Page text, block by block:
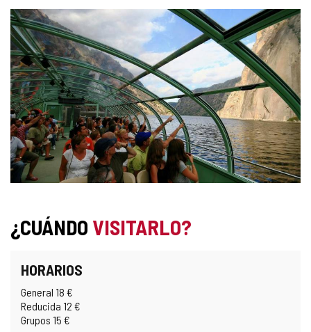
¿CUÁNDO VISITARLO?
HORARIOS
General 18 €
Reducida 12 €
Grupos 15 €